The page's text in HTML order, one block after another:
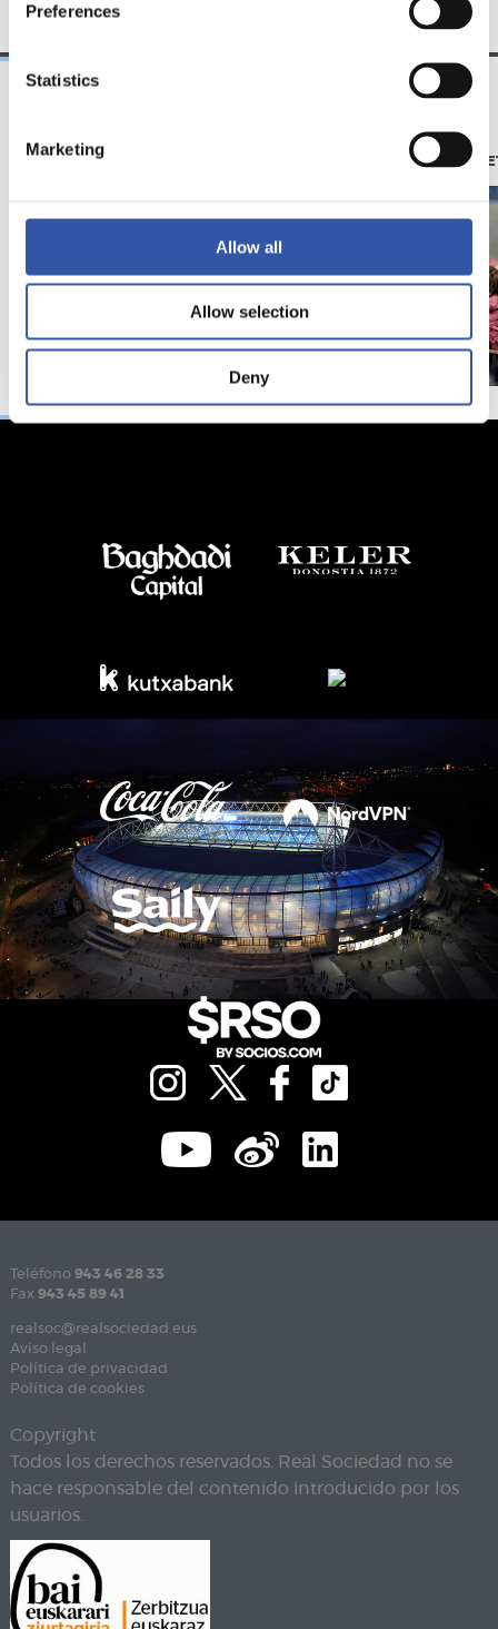
Preferences
Statistics
Marketing
Allow all
Allow selection
Deny
28/12/2024
苏维塔（
Teléfono 943 46 28 33
Fax 943 45 89 41
realsoc@realsociedad.eus
Aviso legal
Política de privacidad
Política de cookies
Copyright
Todos los derechos reservados. Real Sociedad no se
hace responsable del contenido introducido por los
usuarios.